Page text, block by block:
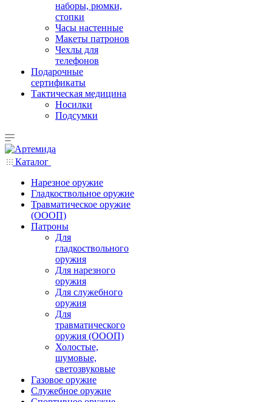
наборы, рюмки,
стопки
Часы настенные
Макеты патронов
Чехлы для
телефонов
Подарочные
сертификаты
Тактическая медицина
Носилки
Подсумки
Каталог
Нарезное оружие
Гладкоствольное оружие
Травматическое оружие
(ОООП)
Патроны
Для
гладкоствольного
оружия
Для нарезного
оружия
Для служебного
оружия
Для
травматического
оружия (ОООП)
Холостые,
шумовые,
светозвуковые
Газовое оружие
Служебное оружие